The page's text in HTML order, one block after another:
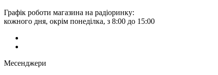
Графік роботи магазина на радіоринку:
кожного дня, окрім понеділка, з 8:00 до 15:00
Месенджери